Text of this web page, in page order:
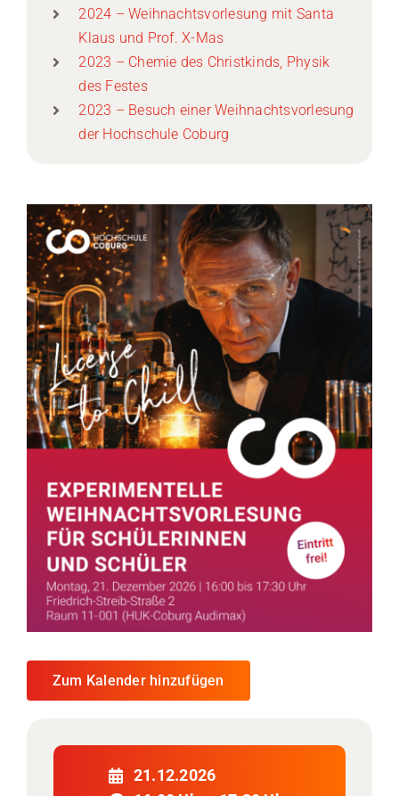
2024 – Weihnachtsvorlesung mit Santa
Klaus und Prof. X-Mas
2023 – Chemie des Christkinds, Physik
des Festes
2023 – Besuch einer Weihnachtsvorlesung
der Hochschule Coburg
Zum Kalender hinzufügen
21.12.2026